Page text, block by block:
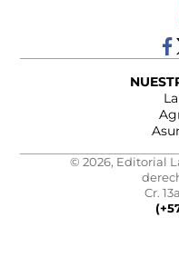
© 2026, Editorial
Cr.